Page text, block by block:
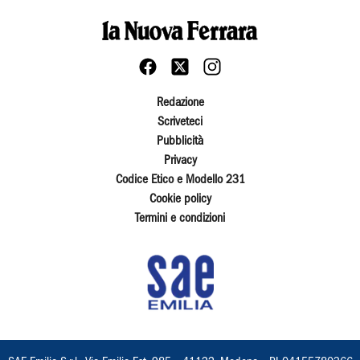
Redazione
Scriveteci
Pubblicità
Privacy
Codice Etico e Modello 231
Cookie policy
Termini e condizioni